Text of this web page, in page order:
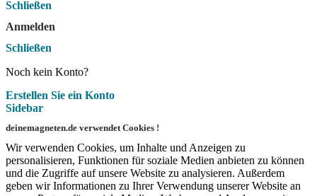
Schließen
Anmelden
Schließen
Noch kein Konto?
Erstellen Sie ein Konto
Sidebar
deinemagneten.de verwendet Cookies !
Wir verwenden Cookies, um Inhalte und Anzeigen zu
personalisieren, Funktionen für soziale Medien anbieten zu können
und die Zugriffe auf unsere Website zu analysieren. Außerdem
geben wir Informationen zu Ihrer Verwendung unserer Website an